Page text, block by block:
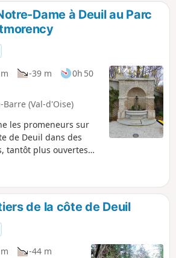
Dame à Deuil au Parc
-39 m
0h 50
(Val-d'Oise)
les promeneurs sur
de Deuil dans des
tantôt plus ouvertes
(Place des Victimes
traverse à mi-parcours
un lieu
a été réaménagé et
parcours est
Les Sentiers de la
de la côte de Deuil
-44 m